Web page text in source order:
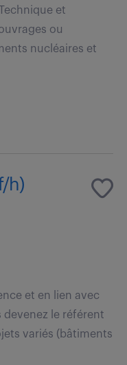
et
ou
nucléaires et
h)
et en lien avec
devenez le référent
variés (bâtiments